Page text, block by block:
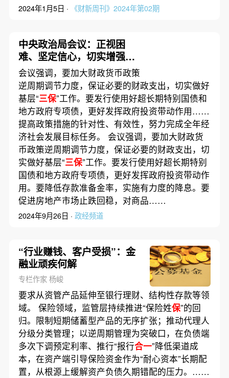
2024年1月5日 · 《财新周刊》2024年第02期
中央政治局会议：正视困
难、坚定信心，切实增强做
好经济工作的责任感和紧迫
感
会议强调，要加大财政货币政策
逆周期调节力度，保证必要的财政支出，切实做好
基层“三保”工作。要发行使用好超长期特别国债和
地方政府专项债，更好发挥政府投资带动作用……
提高政策措施的针对性、有效性，努力完成全年经
济社会发展目标任务。 会议强调，要加大财政货
币政策逆周期调节力度，保证必要的财政支出，切
实做好基层“三保”工作。要发行使用好超长期特别
国债和地方政府专项债，更好发挥政府投资带动作
用。要降低存款准备金率，实施有力度的降息。要
促进房地产市场止跌回稳，对商品……
2024年9月26日 · 政经频道
“行业赚钱、客户受损”：金
融业顽疾何解
专栏作家 杨峻
要求从资管产品延伸至银行理财、结构性存款等领
域。 保险领域，监管层持续推进“保险姓保”的回
归。限制短期储蓄型产品的无序扩张；推动代理人
分级分类管理；以逆周期管理为突破口，在负债端
多次下调预定利率、推行“报行合一”降低渠道成
本，在资产端引导保险资金作为“耐心资本”长期配
置，从根源上缓解资产负债久期错配的压力。……